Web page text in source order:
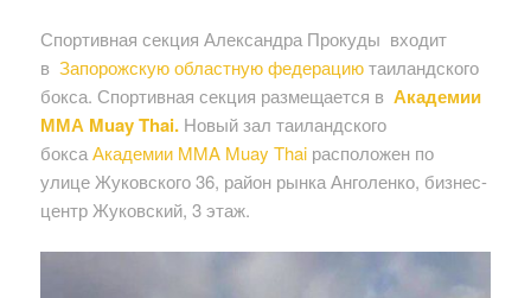
Спортивная секция Александра Прокуды входит
в Запорожскую областную федерациютаиландского
бокса. Спортивная секция размещается в Академии
ММА Muay Thai. Новый зал таиландского
боксаАкадемии MMA Muay Thaiрасположен по
улице Жуковского 36, район рынка Анголенко, бизнес-
центр Жуковский, 3 этаж.